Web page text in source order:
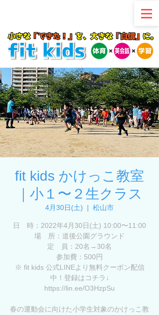
fit kids かけっこ教室
｜小１〜２生クラス
4月30日(土)
  |
松山市
日 時：2022年4月30日(土) 10:00〜11:00
場 所：道後公園グラウンド
定 員：20名→30名
参加費：500円
※ fit kids 公式LINEより無料クーポン配信
中！登録はコチラ↓
https://lin.ee/O3HzpSu
春の運動会に向けた小学生対象のかけっこ教